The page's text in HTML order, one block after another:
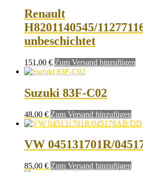
Renault
H8201140545/
unbeschichtet
151,00 € Zum Versand hinzufügen
Suzuki 83F-C02
48,00 € Zum Versand hinzufügen
VW 045131701R/
85,00 € Zum Versand hinzufügen